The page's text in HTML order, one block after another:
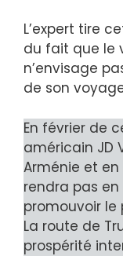
L’expert tire
du fait que le
n’envisage
de son
En février de
américain JD
Arménie et
rendra pas en
promouvoir le
La route de
prospérité